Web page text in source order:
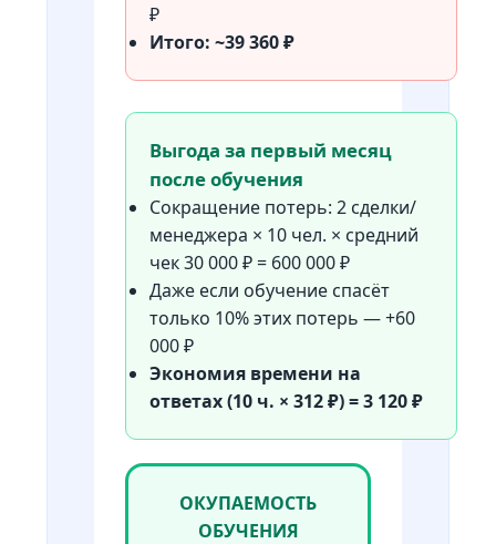
₽
Итого: ~39 360 ₽
Выгода за первый месяц
после обучения
Сокращение потерь: 2 сделки/
менеджера × 10 чел. × средний
чек 30 000 ₽ = 600 000 ₽
Даже если обучение спасёт
только 10% этих потерь — +60
000 ₽
Экономия времени на
ответах (10 ч. × 312 ₽) = 3 120 ₽
ОКУПАЕМОСТЬ
ОБУЧЕНИЯ